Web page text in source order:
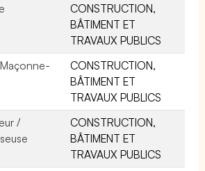
CONSTRUCTION,
BÂTIMENT ET
TRAVAUX PUBLICS
CONSTRUCTION,
BÂTIMENT ET
TRAVAUX PUBLICS
/
CONSTRUCTION,
BÂTIMENT ET
TRAVAUX PUBLICS